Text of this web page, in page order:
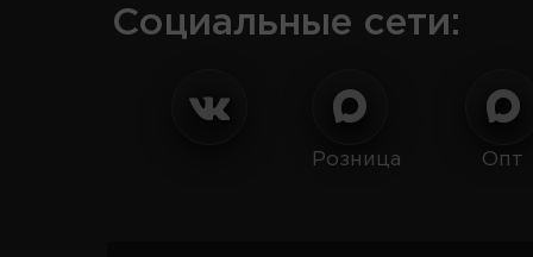
Социальные сети:
Розница Опт